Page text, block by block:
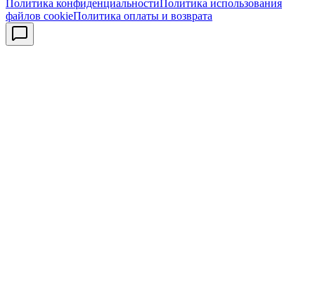
Политика конфиденциальностиПолитика использования
файлов cookieПолитика оплаты и возврата